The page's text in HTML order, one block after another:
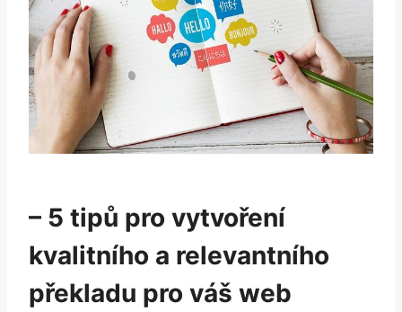
– 5 tipů pro vytvoření
kvalitního a relevantního
překladu pro váš web